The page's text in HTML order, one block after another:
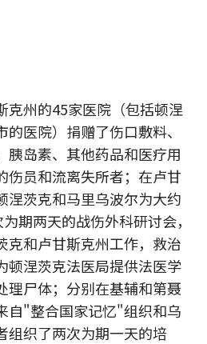
克州的45家医院（包括顿涅
医院）捐赠了伤口敷料、
胰岛素、其他药品和医疗用
伤员和流离失所者；在卢甘
涅茨克和马里乌波尔为大约
期两天的战伤外科研讨会，
克和卢甘斯克州工作，救治
顿涅茨克法医局提供法医学
理尸体；分别在基辅和第聂
自"整合国家记忆"组织和乌
组织了两次为期一天的培